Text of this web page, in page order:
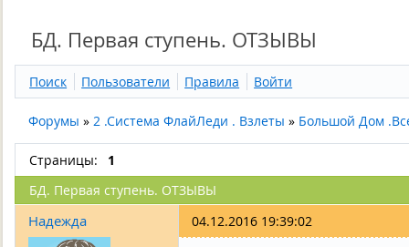
БД. Первая ступень. ОТЗЫВЫ
Поиск Пользователи Правила Войти
Форумы »2 .Система ФлайЛеди . Взлеты » Большой Дом
Страницы:
1
БД. Первая ступень. ОТЗЫВЫ
Надежда 04.12.2016 19:39:02